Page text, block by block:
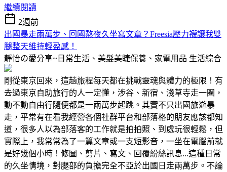
繼續閱讀
2週前
出國暴走兩萬步、回國熬夜久坐寫文章？Freesia壓力襪讓我雙
腿整天維持輕盈感！
靜怡の愛分享~日常生活、美髮美睫保養、家電用品 生活綜合
剛從東京回來，這趟旅程每天都在挑戰靈魂與體力的極限！有
去過東京自助旅行的人一定懂，涉谷、新宿、淺草寺走一圈，
動不動自由行隨便都是一兩萬步起跳。其實不只出國旅遊暴
走，平常有在看我經營各個社群平台和部落格的朋友應該都知
道，很多人以為部落客的工作就是拍拍照、到處玩很輕鬆，但
實際上，我常常為了一篇文章或一支短影音，一坐在電腦前就
是好幾個小時！修圖、剪片、寫文、回覆紛絲訊息...這種日常
的久坐情境，對腿部的負擔完全不亞於出國日走兩萬步。不論